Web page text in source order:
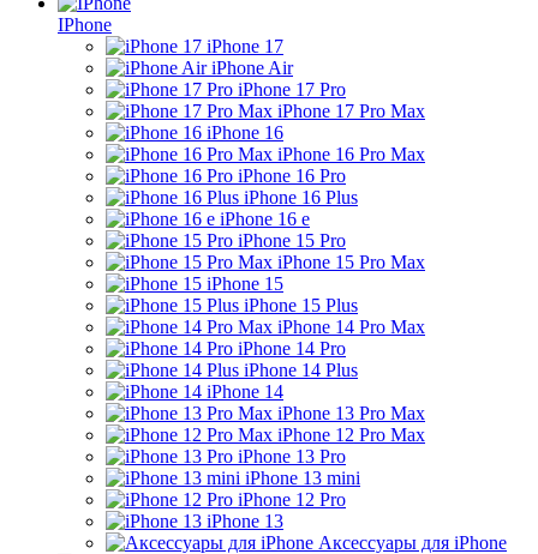
IPhone
iPhone 17
iPhone Air
iPhone 17 Pro
iPhone 17 Pro Max
iPhone 16
iPhone 16 Pro Max
iPhone 16 Pro
iPhone 16 Plus
iPhone 16 e
iPhone 15 Pro
iPhone 15 Pro Max
iPhone 15
iPhone 15 Plus
iPhone 14 Pro Max
iPhone 14 Pro
iPhone 14 Plus
iPhone 14
iPhone 13 Pro Max
iPhone 12 Pro Max
iPhone 13 Pro
iPhone 13 mini
iPhone 12 Pro
iPhone 13
Аксессуары для iPhone